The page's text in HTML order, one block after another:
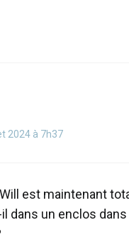
2024 à 7h37
est maintenant
dans un enclos dans